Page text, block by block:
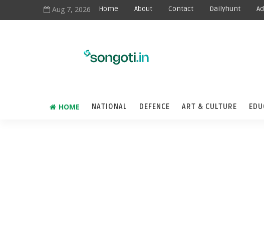
Aug 7, 2026 Home About Contact Dailyhunt
HOME NATIONAL DEFENCE ART & CULTURE